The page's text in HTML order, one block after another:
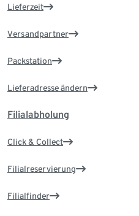
Lieferzeit
Versandpartner
Packstation
Lieferadresse ändern
Filialabholung
Click & Collect
Filialreservierung
Filialfinder